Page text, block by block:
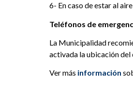
6- En caso de estar al
Teléfonos de
La Municipalidad
activada la ubicación del
Ver más información